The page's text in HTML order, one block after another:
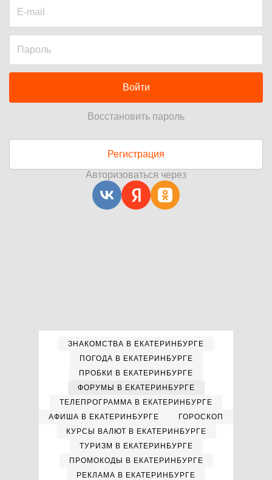
Войти
Восстановить пароль
Регистрация
Авторизоваться через
ЗНАКОМСТВА В ЕКАТЕРИНБУРГЕ
ПОГОДА В ЕКАТЕРИНБУРГЕ
ПРОБКИ В ЕКАТЕРИНБУРГЕ
ФОРУМЫ В ЕКАТЕРИНБУРГЕ
ТЕЛЕПРОГРАММА В ЕКАТЕРИНБУРГЕ
АФИША В ЕКАТЕРИНБУРГЕ
ГОРОСКОП
КУРСЫ ВАЛЮТ В ЕКАТЕРИНБУРГЕ
ТУРИЗМ В ЕКАТЕРИНБУРГЕ
ПРОМОКОДЫ В ЕКАТЕРИНБУРГЕ
РЕКЛАМА В ЕКАТЕРИНБУРГЕ